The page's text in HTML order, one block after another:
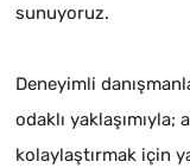
sunuyoruz.
Deneyimli
odaklı
kolaylaştırmak için